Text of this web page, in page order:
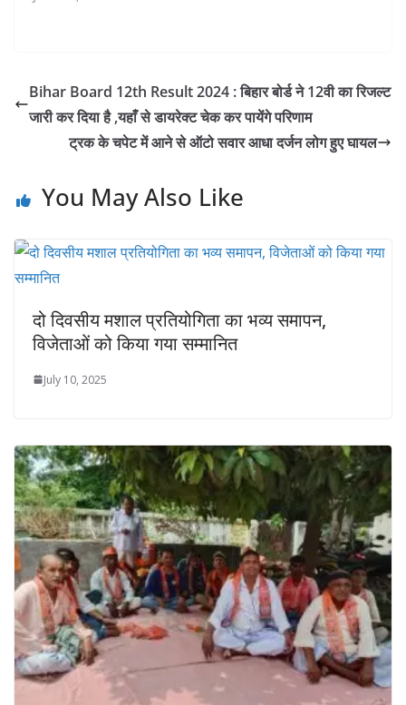
Bihar Board 12th Result 2024 : बिहार बोर्ड ने 12वी का रिजल्ट
जारी कर दिया है ,यहाँ से डायरेक्ट चेक कर पायेंगे परिणाम
ट्रक के चपेट में आने से ऑटो सवार आधा दर्जन लोग हुए घायल
You May Also Like
दो दिवसीय मशाल प्रतियोगिता का भव्य समापन,
विजेताओं को किया गया सम्मानित
July 10, 2025